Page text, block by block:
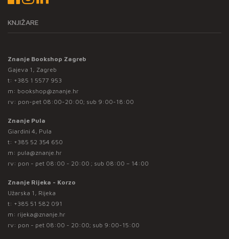
KNJIŽARE
Znanje Bookshop Zagreb
Gajeva 1, Zagreb
t: +385 1 5577 953
m: bookshop@znanje.hr
rv: pon-pet 08:00-20:00; sub 9:00-18:00
Znanje Pula
Giardini 4, Pula
t: +385 52 354 650
m: pula@znanje.hr
rv: pon - pet 08:00 - 20:00 ; sub 08:00 – 14:00
Znanje Rijeka - Korzo
Užarska 1, Rijeka
t: +385 51 582 091
m: rijeka@znanje.hr
rv: pon - pet 08:00 - 20:00; sub 9:00-15:00